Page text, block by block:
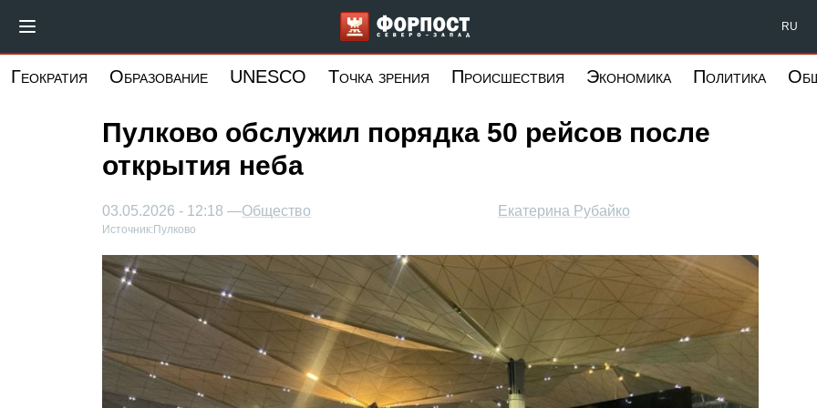
основному
Форпост Северо-Запад RU
Геократия Образование UNESCO Точка зрения Происшествия Экономика Политика
Пулково обслужил порядка 50 рейсов после
открытия неба
Екатерина Рубайко
03.05.2026 - 12:18 —Общество
Источник: Пулково